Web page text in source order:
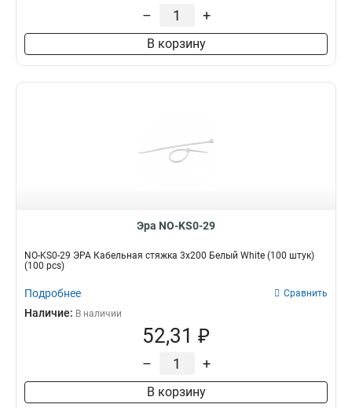
– +
В корзину
Эра NO-KS0-29
NO-KS0-29 ЭРА Кабельная стяжка 3x200 Белый White (100 штук)
(100 pcs)
Подробнее Сравнить
Наличие: В наличии
52,31 ₽
– +
В корзину